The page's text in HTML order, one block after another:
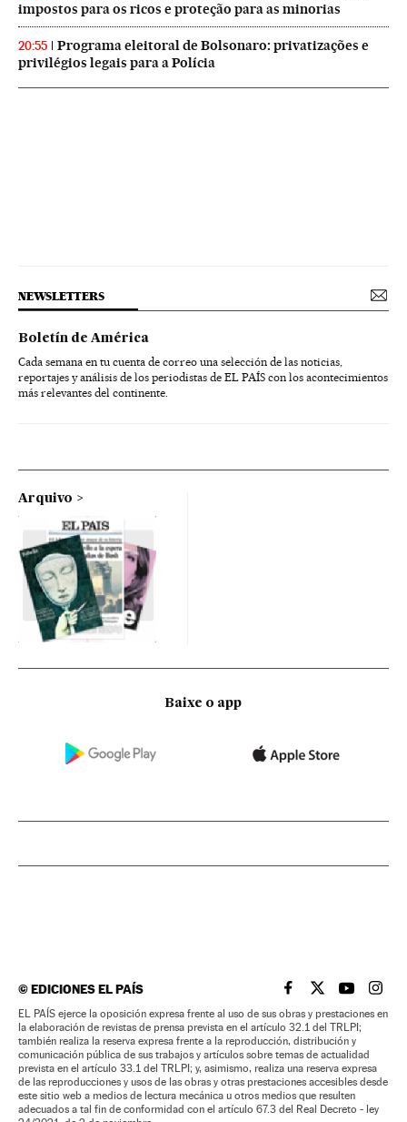
impostos para os ricos e proteção para as minorias
20:55
Programa eleitoral de Bolsonaro: privatizações e
privilégios legais para a Polícia
NEWSLETTERS
Boletín de América
Cada semana en tu cuenta de correo una selección de las noticias,
reportajes y análisis de los periodistas de EL PAÍS con los acontecimientos
más relevantes del continente.
Arquivo
Baixe o app
©EDICIONES EL PAÍS EL PAÍS BRASIL EN
EL PAÍSEL PAÍS
EL
EL PAÍS ejerce la oposición expresa frente al uso de sus obras y prestaciones en
la elaboración de revistas de prensa prevista en el artículo 32.1 del TRLPI;
también realiza la reserva expresa frente a la reproducción, distribución y
comunicación pública de sus trabajos y artículos sobre temas de actualidad
prevista en el artículo 33.1 del TRLPI; y, asimismo, realiza una reserva expresa
de las reproducciones y usos de las obras y otras prestaciones accesibles desde
este sitio web a medios de lectura mecánica u otros medios que resulten
adecuados a tal fin de conformidad con el artículo 67.3 del Real Decreto - ley